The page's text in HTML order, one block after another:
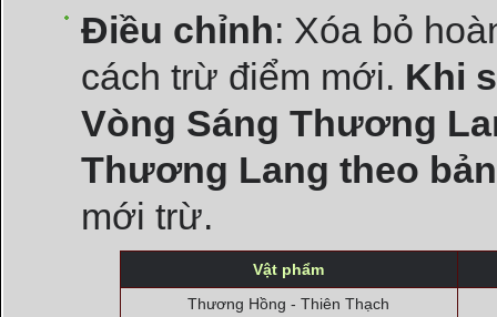
Điều chỉnh: Xóa bỏ
cách trừ điểm mới. Khi
Vòng Sáng Thương
Thương Lang theo
mới trừ.
Vật phẩm
Thương Hồng - Thiên Thạch